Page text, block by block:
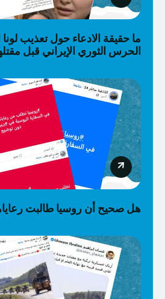
ما حقيقة الادعاء حول تعذيب
الحرس الثوري الإيراني قبل
هل صحيح أن روسيا طالبت